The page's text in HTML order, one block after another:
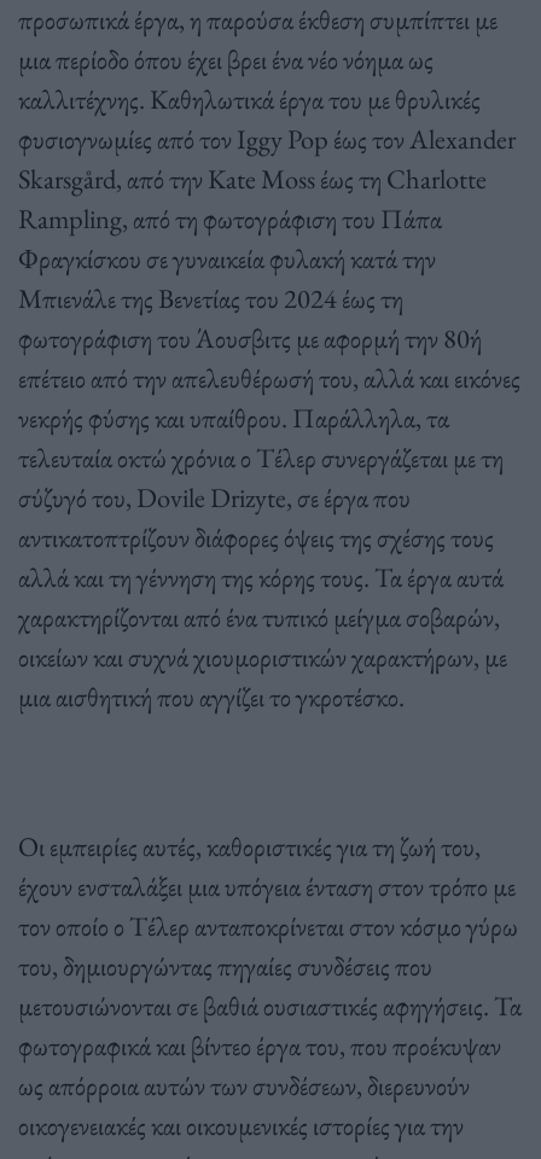
προσωπικά έργα, η παρούσα έκθεση συμπίπτει με
μια περίοδο όπου έχει βρει ένα νέο νόημα ως
καλλιτέχνης. Καθηλωτικά έργα του με θρυλικές
φυσιογνωμίες από τον Iggy Pop έως τον Alexander
Skarsgård, από την Kate Moss έως τη Charlotte
Rampling, από τη φωτογράφιση του Πάπα
Φραγκίσκου σε γυναικεία φυλακή κατά την
Μπιενάλε της Βενετίας του 2024 έως τη
φωτογράφιση του Άουσβιτς με αφορμή την 80ή
επέτειο από την απελευθέρωσή του, αλλά και εικόνες
νεκρής φύσης και υπαίθρου. Παράλληλα, τα
τελευταία οκτώ χρόνια ο Τέλερ συνεργάζεται με τη
σύζυγό του, Dovile Drizyte, σε έργα που
αντικατοπτρίζουν διάφορες όψεις της σχέσης τους
αλλά και τη γέννηση της κόρης τους. Τα έργα αυτά
χαρακτηρίζονται από ένα τυπικό μείγμα σοβαρών,
οικείων και συχνά χιουμοριστικών χαρακτήρων, με
μια αισθητική που αγγίζει το γκροτέσκο.
Οι εμπειρίες αυτές, καθοριστικές για τη ζωή του,
έχουν ενσταλάξει μια υπόγεια ένταση στον τρόπο με
τον οποίο ο Τέλερ ανταποκρίνεται στον κόσμο γύρω
του, δημιουργώντας πηγαίες συνδέσεις που
μετουσιώνονται σε βαθιά ουσιαστικές αφηγήσεις. Τα
φωτογραφικά και βίντεο έργα του, που προέκυψαν
ως απόρροια αυτών των συνδέσεων, διερευνούν
οικογενειακές και οικουμενικές ιστορίες για την